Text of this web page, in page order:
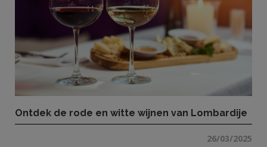
Ontdek de rode en witte wijnen van Lombardije
26/03/2025